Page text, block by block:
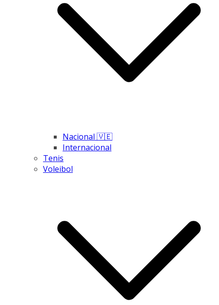
Nacional 🇻🇪
Internacional
Tenis
Voleibol